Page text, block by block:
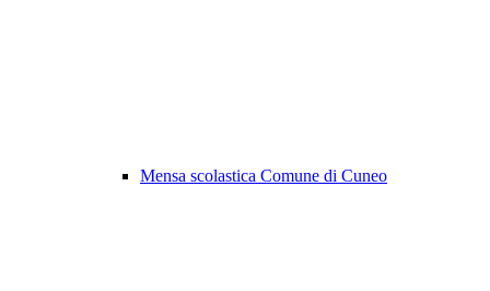
Mensa scolastica Comune di Cuneo